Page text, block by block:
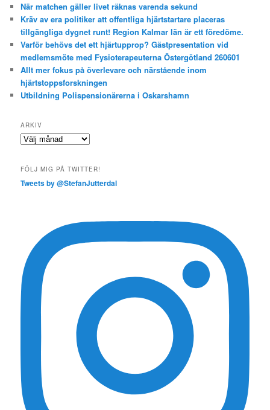
När matchen gäller livet räknas varenda sekund
Kräv av era politiker att offentliga hjärtstartare placeras
tillgängliga dygnet runt! Region Kalmar län är ett föredöme.
Varför behövs det ett hjärtupprop? Gästpresentation vid
medlemsmöte med Fysioterapeuterna Östergötland 260601
Allt mer fokus på överlevare och närstående inom
hjärtstoppsforskningen
Utbildning Polispensionärerna i Oskarshamn
ARKIV
Arkiv
FÖLJ MIG PÅ TWITTER!
Tweets by @StefanJutterdal